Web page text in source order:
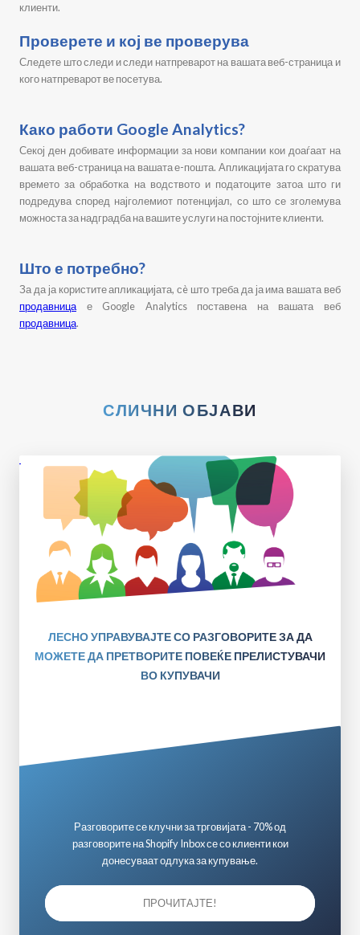
клиенти.
Проверете и кој ве проверува
Следете што следи и следи натпреварот на вашата веб-страница и
кого натпреварот ве посетува.
Како работи Google Analytics?
Секој ден добивате информации за нови компании кои доаѓаат на
вашата веб-страница на вашата е-пошта. Апликацијата го скратува
времето за обработка на водството и податоците затоа што ги
подредува според најголемиот потенцијал, со што се зголемува
можноста за надградба на вашите услуги на постојните клиенти.
Што е потребно?
За да ја користите апликацијата, сè што треба да ја има вашата веб
продавницае Google Analytics поставена на вашата веб
продавница.
СЛИЧНИ ОБЈАВИ
ЛЕСНО УПРАВУВАЈТЕ СО РАЗГОВОРИТЕ ЗА ДА
МОЖЕТЕ ДА ПРЕТВОРИТЕ ПОВЕЌЕ ПРЕЛИСТУВАЧИ
ВО КУПУВАЧИ
Разговорите се клучни за трговијата - 70% од
разговорите на Shopify Inbox се со клиенти кои
донесуваат одлука за купување.
ПРОЧИТАЈТЕ!